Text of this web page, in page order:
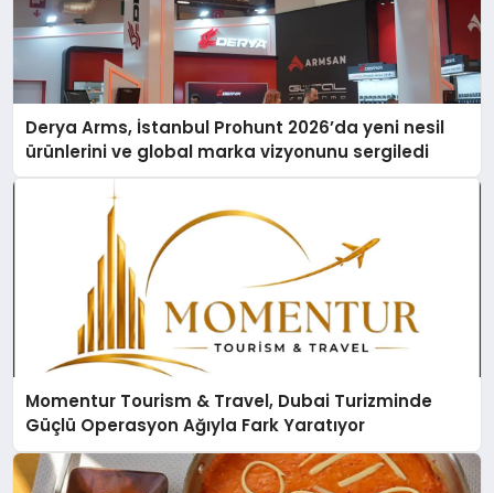
Derya Arms, İstanbul Prohunt 2026’da yeni nesil
ürünlerini ve global marka vizyonunu sergiledi
Momentur Tourism & Travel, Dubai Turizminde
Güçlü Operasyon Ağıyla Fark Yaratıyor